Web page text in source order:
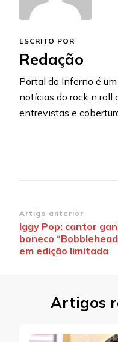
ESCRITO POR
Redação
Portal do Inferno é
notícias do rock n roll
entrevistas e
Navegação
de
post
Artigo anterior
Iggy Pop: cantor
boneco
em edição limitada
Artigos